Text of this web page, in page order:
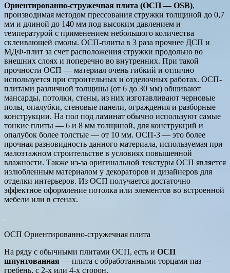
Ориентированно-стружечная плита (ОСП — OSB),
производимая методом прессования стружки толщиной до 0,7
мм и длиной до 140 мм под высоким давлением и
температурой с применением небольшого количества
склеивающей смолы. ОСП-плиты в 3 раза прочнее ДСП и
МДФ-плит за счет расположения стружки продольно во
внешних слоях и поперечно во внутренних. При такой
прочности ОСП — материал очень гибкий и отлично
используется при строительных и отделочных работах. ОСП-
плитами различной толщины (от 6 до 30 мм) обшивают
мансарды, потолки, стены, из них изготавливают черновые
полы, опалубки, стеновые панели, ограждения и разборные
конструкции. На пол под ламинат обычно используют самые
тонкие плиты — 6 и 8 мм толщиной, для конструкций и
опалубок более толстые — от 10 мм. ОСП-3 — это более
прочная разновидность данного материала, используемая при
малоэтажном строительстве в условиях повышенной
влажности. Также из-за оригинальной текстуры ОСП является
излюбленным материалом у декораторов и дизайнеров для
отделки интерьеров. Из ОСП получается достаточно
эффектное оформление потолка или элементов во встроенной
мебели или в стенах.
ОСП Ориентированно-стружечная плита
На ряду с обычными плитами ОСП, есть и ОСП
шпунтованная — плита с обработанными торцами паз —
гребень, с 2-х или 4-х сторон.